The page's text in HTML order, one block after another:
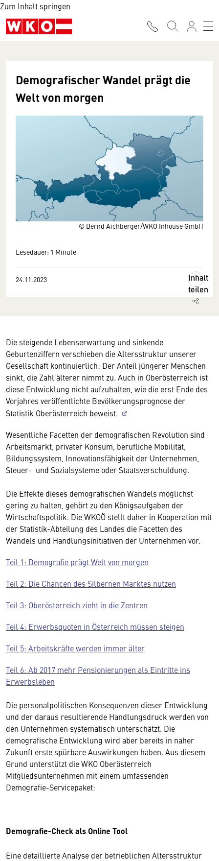
Zum Inhalt springen
© Bernd Aichberger/WKO Inhouse GmbH
Demografischer Wandel prägt die
Welt von morgen
Lesedauer: 1 Minute
24.11.2023
Inhalt
teilen
Die steigende Lebenserwartung und sinkende
Geburtenziffern verschieben die Altersstruktur unserer
Gesellschaft kontinuierlich: Der Anteil jüngerer Menschen
sinkt, die Zahl älterer nimmt zu. Auch in Oberösterreich ist
diese Entwicklung nicht aufzuhalten, wie die erst Ende des
Vorjahres veröffentlichte Bevölkerungsprognose der
Statistik Oberösterreich beweist.
Wesentliche Facetten der demografischen Revolution sind
Arbeitsmarkt, privater Konsum, berufliche Mobilität,
Bildungssystem, Innovationsfähigkeit der Unternehmen,
Steuer- und Sozialsysteme oder Staatsverschuldung.
Die Effekte dieses demografischen Wandels möglichst
gering zu halten, gehört zu den Königsaufgaben der
Wirtschaftspolitik. Die WKOÖ stellt daher in Kooperation mit
der Statistik-Abteilung des Landes die Facetten des
Wandels und Handlungsinitiativen der Unternehmen vor.
Teil 1: Demografie prägt Welt von morgen
Teil 2: Die Chancen des Silbernen Marktes nutzen
Teil 3: Oberösterreich zieht in die Zentren
Teil 4: Erwerbsquoten in Österreich müssen steigen
Teil 5: Arbeitskräfte werden immer älter
Teil 6: Ab 2017 mehr Pensionierungen als Eintritte ins
Erwerbsleben
Die personalpolitischen Konsequenzen dieser Entwicklung
und der daraus resultierende Handlungsdruck werden von
den Unternehmen systematisch unterschätzt. Die
demografische Entwicklung wird aber bereits in naher
Zukunft erste spürbare Auswirkungen haben. Aus diesem
Grund unterstützt die WKO Oberösterreich
Mitgliedsunternehmen mit einem umfassenden
Demografie-Servicepaket:
Demografie-Check als Online Tool
Eine detaillierte Analyse der betrieblichen Altersstruktur